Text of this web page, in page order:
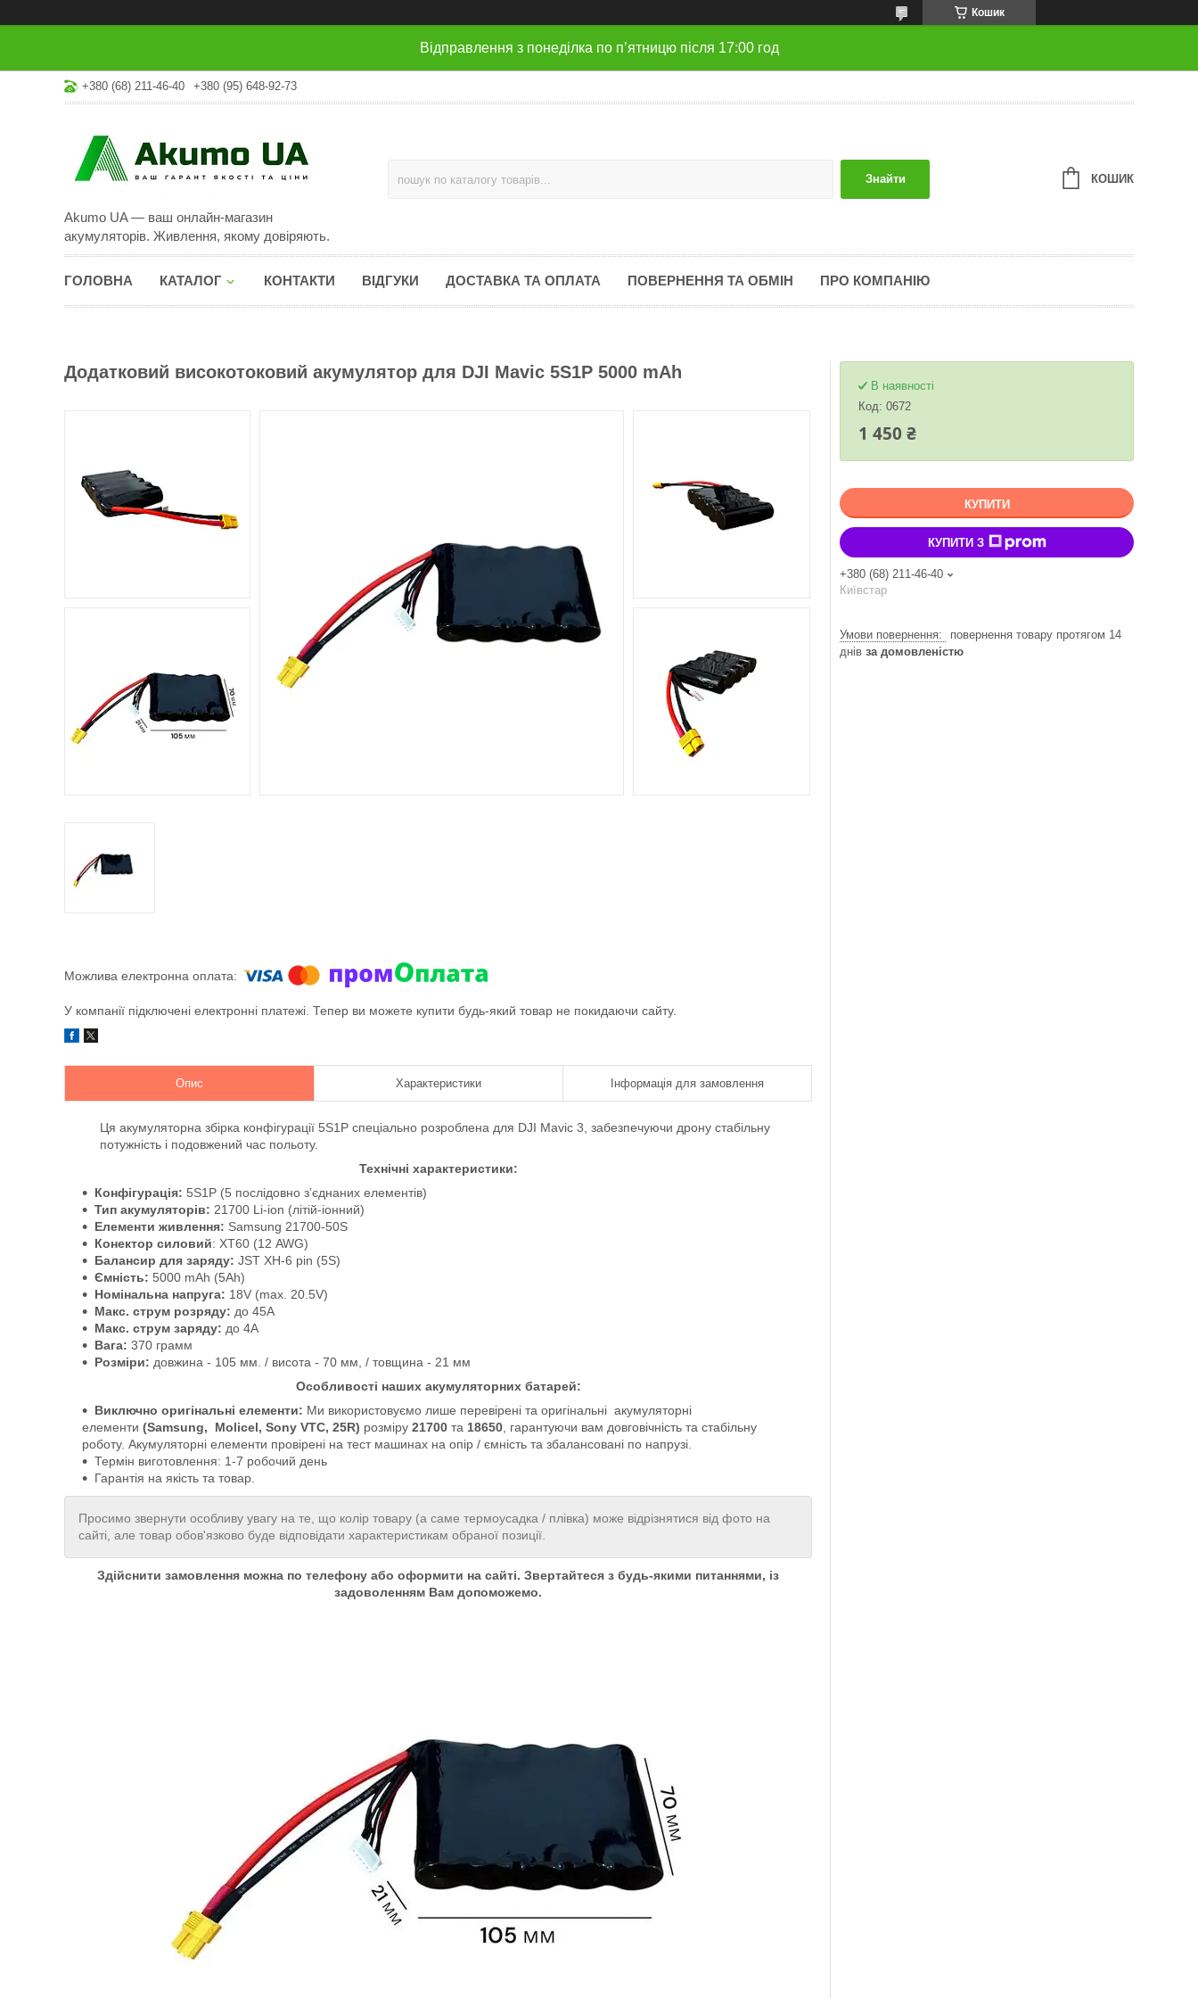
Кошик
Відправлення з понеділка по п’ятницю після 17:00 год
+380 (68) 211-46-40 +380 (95) 648-92-73
Akumo UA — ваш онлайн-магазин
акумуляторів. Живлення, якому довіряють.
Знайти КОШИК
ГОЛОВНА КАТАЛОГ КОНТАКТИ ВІДГУКИ ДОСТАВКА ТА ОПЛАТА ПОВЕРНЕННЯ ТА ОБМІН ПРО КОМПАНІЮ
Додатковий високотоковий акумулятор для DJI Mavic 5S1P 5000 mAh
У компанії підключені електронні платежі. Тепер ви можете купити будь-який товар не покидаючи сайту.
Опис Характеристики Інформація для замовлення
Ця акумуляторна збірка конфігурації 5S1P спеціально розроблена для DJI Mavic 3, забезпечуючи дрону стабільну
потужність і подовжений час польоту.
Технічні характеристики:
Конфігурація: 5S1P (5 послідовно з’єднаних елементів)
Тип акумуляторів: 21700 Li-ion (літій-іонний)
Елементи живлення: Samsung 21700-50S
Конектор силовий: ХТ60 (12 AWG)
Балансир для заряду: JST XH-6 pin (5S)
Ємність: 5000 mAh (5Ah)
Номінальна напруга: 18V (max. 20.5V)
Макс. струм розряду: до 45А
Макс. струм заряду: до 4А
Вага: 370 грамм
Розміри: довжина - 105 мм. / висота - 70 мм, / товщина - 21 мм
Особливості наших акумуляторних батарей:
Виключно оригінальні елементи: Ми використовуємо лише перевірені та оригінальні акумуляторні
елементи (Samsung, Molicel, Sony VTC, 25R) розміру 21700 та 18650 , гарантуючи вам довговічність та стабільну
роботу. Акумуляторні елементи провірені на тест машинах на опір / ємність та збалансовані по напрузі.
Термін виготовлення: 1-7 робочий день
Гарантія на якість та товар.
Просимо звернути особливу увагу на те, що колір товару (а саме термоусадка / плівка) може відрізнятися від фото на
сайті, але товар обов'язково буде відповідати характеристикам обраної позиції.
Здійснити замовлення можна по телефону або оформити на сайті. Звертайтеся з будь-якими питаннями, із
задоволенням Вам допоможемо.
В наявності
Код: 0672
1 450 ₴
КУПИТИ
КУПИТИ З
+380 (68) 211-46-40
Київстар
повернення товару протягом 14
днів за домовленістю